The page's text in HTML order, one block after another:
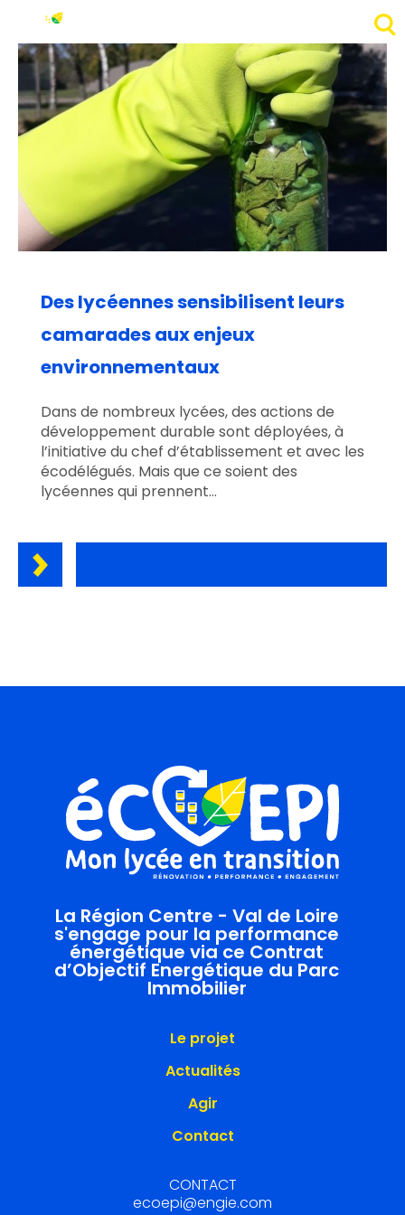
Des lycéennes sensibilisent leurs
camarades aux enjeux
environnementaux
Dans de nombreux lycées, des actions de
développement durable sont déployées, à
l’initiative du chef d’établissement et avec les
écodélégués. Mais que ce soient des
lycéennes qui prennent…
La Région Centre - Val de Loire
s'engage pour la performance
énergétique via ce Contrat
d’Objectif Energétique du Parc
Immobilier
Le projet
Actualités
Agir
Contact
CONTACT
ecoepi@engie.com